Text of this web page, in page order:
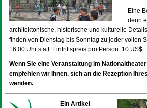
Eine
denn
architektonische, historische und kulturelle
finden von Dienstag bis Sonntag zu jeder vollen
16.00 Uhr statt. Eintrittspreis pro Person: 10 US$.
Wenn Sie eine Veranstaltung im
empfehlen wir Ihnen, sich an die Rezeption Ihres
wenden.
Ein Artikel